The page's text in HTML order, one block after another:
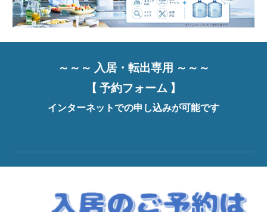
～～～ 入居・転出専用 ～～～
【 予約フォーム 】
インターネットでの申し込みが可能です